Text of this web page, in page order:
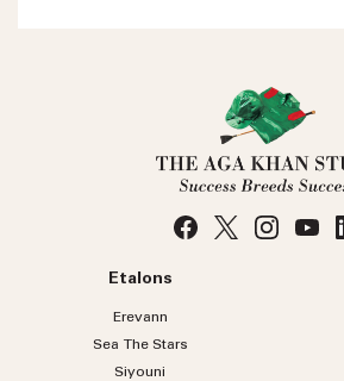
Etalons
Erevann
Sea TheStars
Siyouni